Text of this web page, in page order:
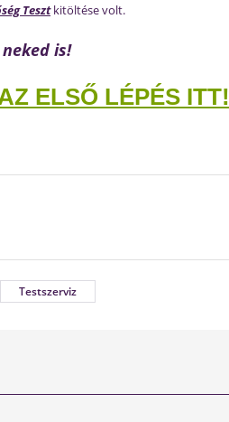
Tesztkitöltése volt.
is!
ELSŐ LÉPÉS ITT!
Testszerviz